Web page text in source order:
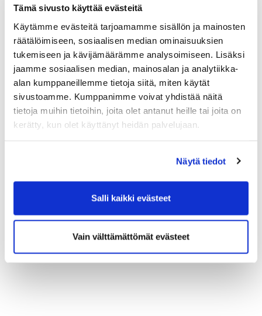
Tämä sivusto käyttää evästeitä
Käytämme evästeitä tarjoamamme sisällön ja mainosten
räätälöimiseen, sosiaalisen median ominaisuuksien
tukemiseen ja kävijämäärämme analysoimiseen. Lisäksi
jaamme sosiaalisen median, mainosalan ja analytiikka-
alan kumppaneillemme tietoja siitä, miten käytät
sivustoamme. Kumppanimme voivat yhdistää näitä
tietoja muihin tietoihin, joita olet antanut heille tai joita on
kerätty, kun olet käyttänyt heidän palvelujaan.
Näytä tiedot
Salli kaikki evästeet
Vain välttämättömät evästeet
uutiskirjeen
Olen lukenut tietosuojaselosteen ja
hyväksyn henkilötietojeni käsittelyn (*)
(*) Tieto on pakollinen